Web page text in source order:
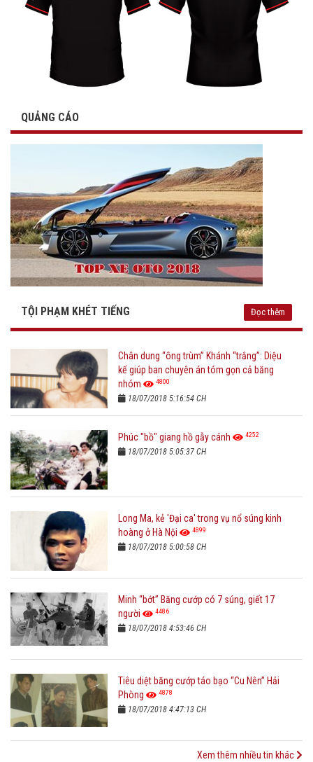
QUẢNG CÁO
TỘI PHẠM KHÉT TIẾNG Đọc thêm
Chân dung “ông trùm” Khánh “trắng”: Diệu
kế giúp ban chuyên án tóm gọn cả băng
nhóm
4800
18/07/2018 5:16:54 CH
Phúc "bồ" giang hồ gẫy cánh 4252
18/07/2018 5:05:37 CH
Long Ma, kẻ 'Đại ca' trong vụ nổ súng kinh
hoàng ở Hà Nội
4899
18/07/2018 5:00:58 CH
Minh “bớt” Băng cướp có 7 súng, giết 17
người
4486
18/07/2018 4:53:46 CH
Tiêu diệt băng cướp táo bạo “Cu Nên” Hải
Phòng
4878
18/07/2018 4:47:13 CH
Xem thêm nhiều tin khác